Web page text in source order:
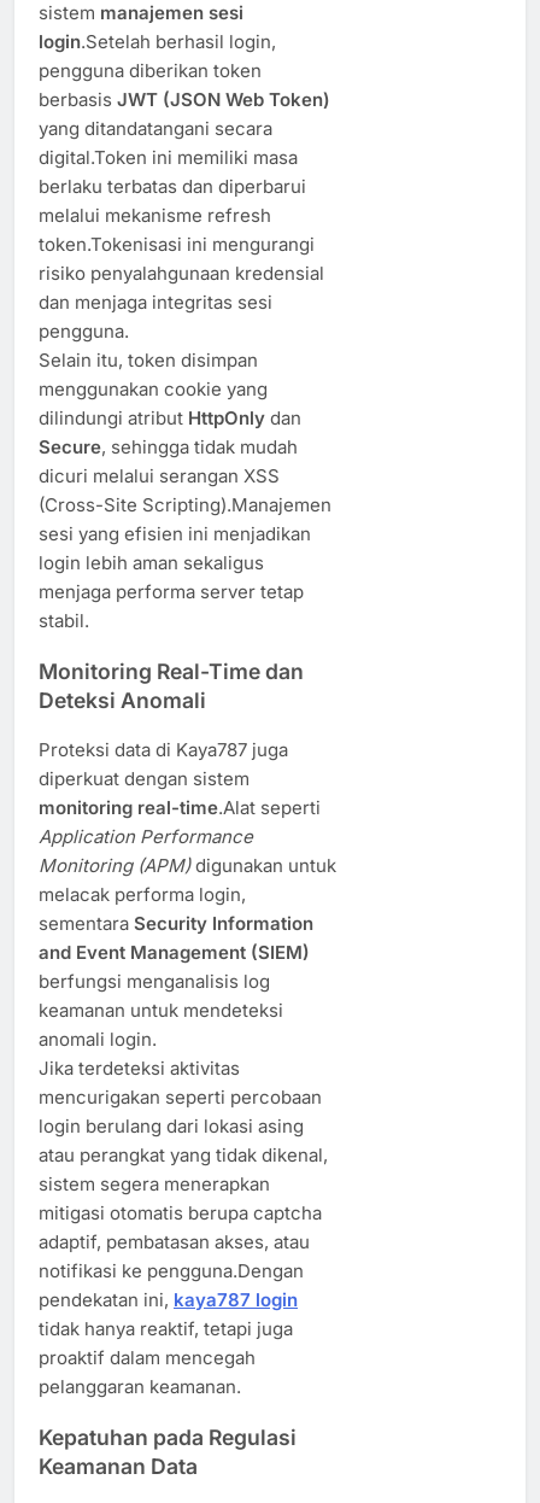
sistem manajemen sesi
login.Setelah berhasil login,
pengguna diberikan token
berbasis JWT (JSON Web Token)
yang ditandatangani secara
digital.Token ini memiliki masa
berlaku terbatas dan diperbarui
melalui mekanisme refresh
token.Tokenisasi ini mengurangi
risiko penyalahgunaan kredensial
dan menjaga integritas sesi
pengguna.
Selain itu, token disimpan
menggunakan cookie yang
dilindungi atribut HttpOnly dan
Secure, sehingga tidak mudah
dicuri melalui serangan XSS
(Cross-Site Scripting).Manajemen
sesi yang efisien ini menjadikan
login lebih aman sekaligus
menjaga performa server tetap
stabil.
Monitoring Real-Time dan
Deteksi Anomali
Proteksi data di Kaya787 juga
diperkuat dengan sistem
monitoring real-time.Alat seperti
Application Performance
Monitoring (APM)digunakan untuk
melacak performa login,
sementara Security Information
and Event Management (SIEM)
berfungsi menganalisis log
keamanan untuk mendeteksi
anomali login.
Jika terdeteksi aktivitas
mencurigakan seperti percobaan
login berulang dari lokasi asing
atau perangkat yang tidak dikenal,
sistem segera menerapkan
mitigasi otomatis berupa captcha
adaptif, pembatasan akses, atau
notifikasi ke pengguna.Dengan
pendekatan ini, kaya787 login
tidak hanya reaktif, tetapi juga
proaktif dalam mencegah
pelanggaran keamanan.
Kepatuhan pada Regulasi
Keamanan Data